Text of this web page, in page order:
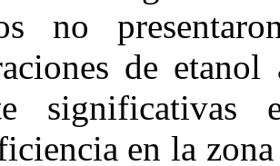
no
de
significativas
en la